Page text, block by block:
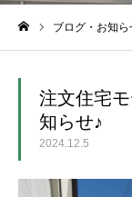
ブログ・お知ら
注文住宅
知らせ♪
2024.12.5